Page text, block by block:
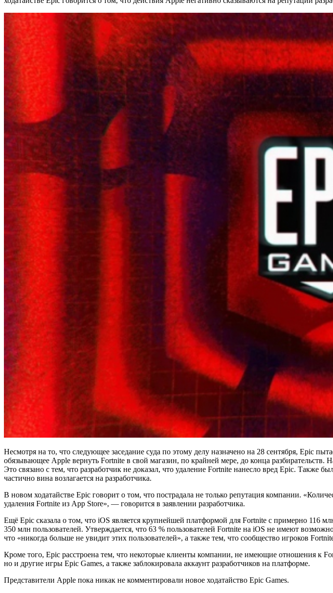
Несмотря на то, что следующее заседание суда по этому делу назначено на 28 сентября, Epic
обязывающее Apple вернуть Fortnite в свой магазин, по крайней мере, до конца
Это связано с тем, что разработчик не доказал, что удаление Fortnite нанесло вред Epic. Также
частично вина возлагается на разработчика.
В новом ходатайстве Epic говорит о том, что пострадала не только репутация компании.
удаления Fortnite из App Store», — говорится в заявлении разработчика.
Ещё Epic сказала о том, что iOS является крупнейшей платформой для Fortnite с примерно 116
350 млн пользователей. Утверждается, что 63 % пользователей Fortnite на iOS не имеют
что «никогда больше не увидит этих пользователей», а также тем, что сообщество игроков
Кроме того, Epic расстроена тем, что некоторые клиенты компании, не имеющие отношения к
но и другие игры Epic Games, а также заблокировала аккаунт разработчиков на платформе.
Представители Apple пока никак не комментировали новое ходатайство Epic Games.